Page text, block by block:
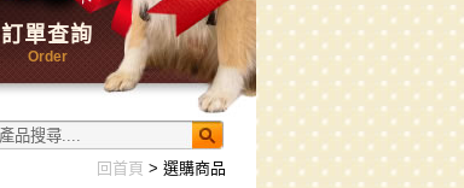
訂單查詢
Order
回首頁 > 選購商品